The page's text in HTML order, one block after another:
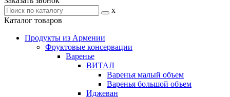
x
Каталог товаров
Продукты из Армении
Фруктовые консервации
Варенье
ВИТАЛ
Варенья малый объем
Варенья большой объем
Иджеван